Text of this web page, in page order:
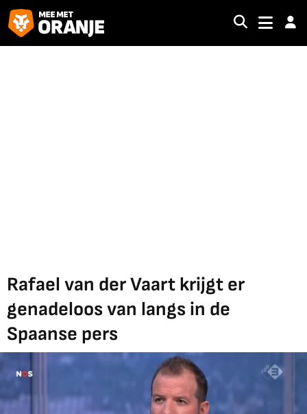
Rafael van der Vaart krijgt er
genadeloos van langs in de
Spaanse pers